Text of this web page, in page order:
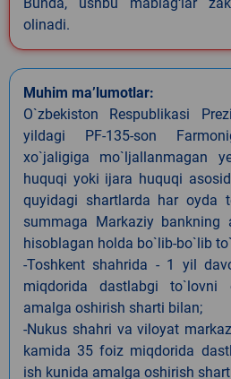
olinadi.
Muhim ma’lumotlar:
O`zbekiston Respublikasi
yildagi PF-135-son
xo`jaligiga mo`ljallanmagan
huquqi yoki ijara huquqi
quyidagi shartlarda har oyda
summaga Markaziy bankning
hisoblagan holda bo`lib-bo`lib
-Toshkent shahrida - 1 yil
miqdorida dastlabgi
amalga oshirish sharti bilan;
-Nukus shahri va viloyat
kamida 35 foiz miqdorida
ish kunida amalga oshirish